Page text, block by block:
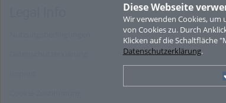
Diese Webseite
Wir verwenden Cookies, um
von Cookies zu. Durch
Klicken auf die Schaltfläche
Datenschutzerklärung.